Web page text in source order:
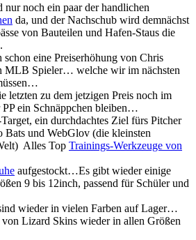
nur noch ein paar der handlichen
da, und der Nachschub wird demnächst
von Bauteilen und Hafen-Staus die
eine Preiserhöhung von Chris
MLB Spieler… welche wir im nächsten
letzten zu dem jetzigen Preis noch im
ein Schnäppchen bleiben…
ein durchdachtes Ziel fürs Pitcher
und WebGlov (die kleinsten
Alles Top Trainings-Werkzeuge von
aufgestockt…Es gibt wieder einige
9 bis 12inch, passend für Schüler und
wieder in vielen Farben auf Lager…
von Lizard Skins wieder in allen Größen